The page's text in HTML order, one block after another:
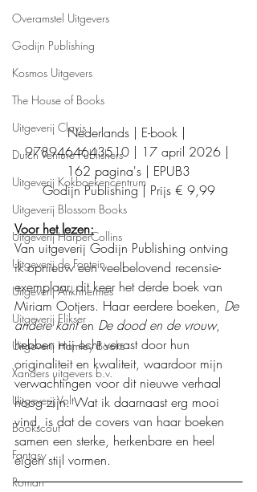
Overamstel Uitgevers
Godijn Publishing
Kosmos Uitgevers
The House of Books
Uitgeverij Clavis
Dutch Venture Publishers
Uitgeverij Kokboekencentrum
Uitgeverij Blossom Books
Uitgeverij HarperCollins
Uitgeverij de Fontein
Uitgeverij Ankhhermes
Uitgeverij Elikser
Uitgeverij Hamley Books
Xanders uitgevers b.v.
Uitgeverij Volt
Bookscout
Fantasy
Roman
Nederlands | E-book |
9789464643510 | 17 april 2026 |
162 pagina's | EPUB3
Godijn Publishing | Prijs € 9,99
Voor het lezen:
Van uitgeverij Godijn Publishing ontving
ik opnieuw een veelbelovend recensie-
exemplaar, dit keer het derde boek van
Miriam Ootjers. Haar eerdere boeken, De
andere kant en De dood en de vrouw,
hebben mij echt verrast door hun
originaliteit en kwaliteit, waardoor mijn
verwachtingen voor dit nieuwe verhaal
hoog zijn. Wat ik daarnaast erg mooi
vind, is dat de covers van haar boeken
samen een sterke, herkenbare en heel
eigen stijl vormen.